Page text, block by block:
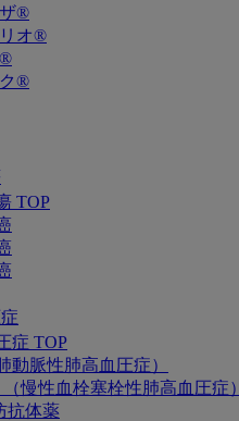
®
オ®
®
TOP
症 TOP
動脈性肺高血圧症）
慢性血栓塞栓性肺高血圧症）
抗体薬